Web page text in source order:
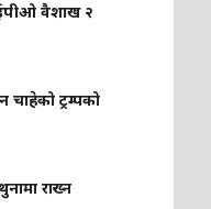
वैशाख २
चाहेको ट्रम्पको
राख्न